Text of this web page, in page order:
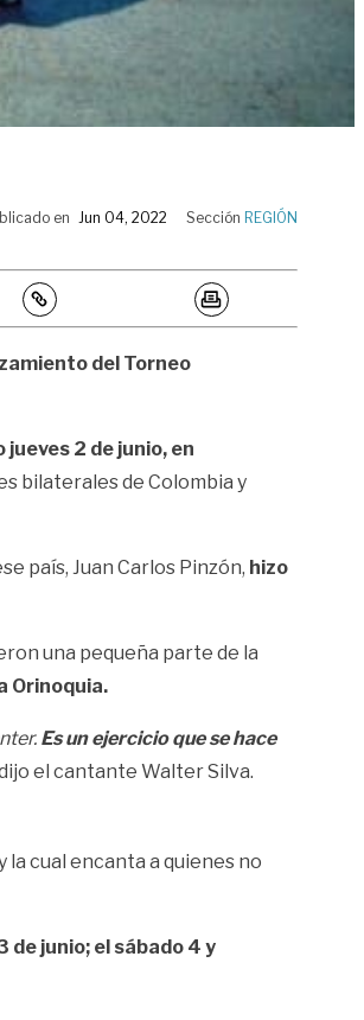
en Jun 04, 2022 Sección REGIÓN
del Torneo
jueves 2 de junio, en
bilaterales de Colombia y
país, Juan Carlos Pinzón, hizo
una pequeña parte de la
Orinoquia.
Es un ejercicio que se hace
el cantante Walter Silva.
la cual encanta a quienes no
de junio; el sábado 4 y